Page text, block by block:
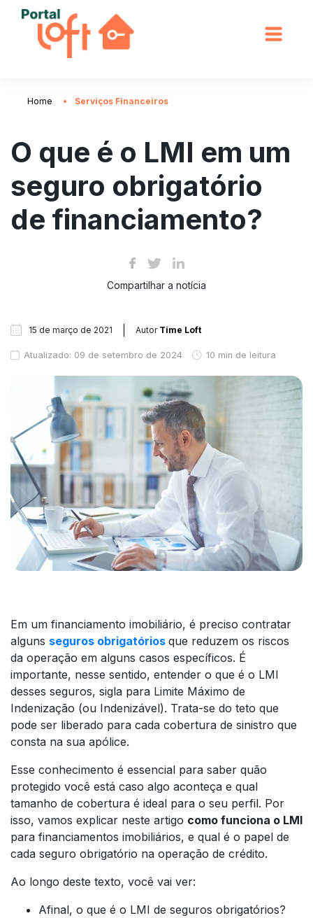
Home Serviços Financeiros
O que é o LMI em um
seguro obrigatório
de financiamento?
Compartilhar a notícia
15 de março de 2021 Autor Time Loft
Atualizado: 09 de setembro de 2024 10 min de leitura
Em um financiamento imobiliário, é preciso contratar
alguns seguros obrigatórios que reduzem os riscos
da operação em alguns casos específicos. É
importante, nesse sentido, entender o que é o LMI
desses seguros, sigla para Limite Máximo de
Indenização (ou Indenizável). Trata-se do teto que
pode ser liberado para cada cobertura de sinistro que
consta na sua apólice.
Esse conhecimento é essencial para saber quão
protegido você está caso algo aconteça e qual
tamanho de cobertura é ideal para o seu perfil. Por
isso, vamos explicar neste artigo como funciona o LMI
para financiamentos imobiliários, e qual é o papel de
cada seguro obrigatório na operação de crédito.
Ao longo deste texto, você vai ver:
Afinal, o que é o LMI de seguros obrigatórios?